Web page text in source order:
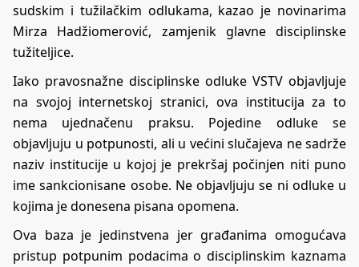
sudskim i tužilačkim odlukama, kazao je novinarima
Mirza Hadžiomerović, zamjenik glavne disciplinske
tužiteljice.
Iako pravosnažne disciplinske odluke VSTV objavljuje
na svojoj internetskoj stranici, ova institucija za to
nema ujednačenu praksu. Pojedine odluke se
objavljuju u potpunosti, ali u većini slučajeva ne sadrže
naziv institucije u kojoj je prekršaj počinjen niti puno
ime sankcionisane osobe. Ne objavljuju se ni odluke u
kojima je donesena pisana opomena.
Ova baza je jedinstvena jer građanima omogućava
pristup potpunim podacima o disciplinskim kaznama